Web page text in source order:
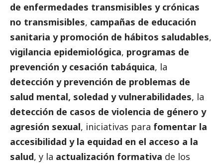
de enfermedades transmisibles y crónicas
no transmisibles, campañas de educación
sanitaria y promoción de hábitos saludables,
vigilancia epidemiológica, programas de
prevención y cesación tabáquica, la
detección y prevención de problemas de
salud mental, soledad y vulnerabilidades, la
detección de casos de violencia de género y
agresión sexual, iniciativas para fomentar la
accesibilidad y la equidad en el acceso a la
salud, y la actualización formativa de los